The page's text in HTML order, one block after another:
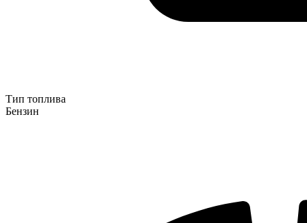
Тип топлива
Бензин